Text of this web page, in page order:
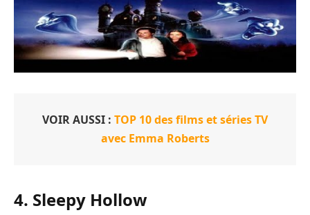
VOIR AUSSI : TOP 10 des films et séries TV
avec Emma Roberts
4. Sleepy Hollow